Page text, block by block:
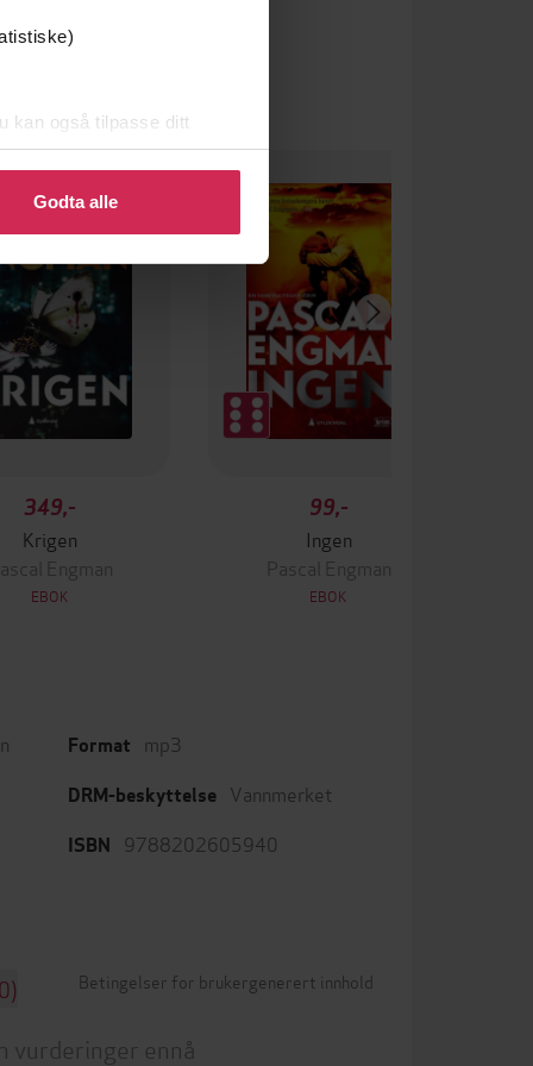
kan også tilpasse ditt
eller endre ditt samtykke.
Godta alle
349,-
Krigen
Engman
EBOK
99,-
Ingen
Pascal Engman
EBOK
Format mp3
DRM-beskyttelse Vannmerket
ISBN 9788202605940
Betingelser for brukergenerert innhold
vurderinger ennå